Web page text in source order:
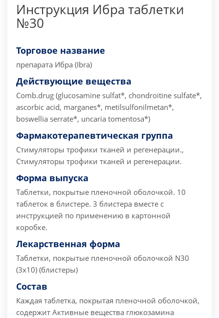
Инструкция Ибра таблетки
№30
Торговое название
препарата Ибра (Ibra)
Действующие вещества
Comb.drug (glucosamine sulfat*, chondroitine sulfate*,
ascorbic acid, marganes*, metilsulfonilmetan*,
boswellia serrate*, uncaria tomentosa*)
Фармакотерапевтическая группа
Стимуляторы трофики тканей и регенерации.,
Стимуляторы трофики тканей и регенерации.
Форма выпуска
Таблетки, покрытые пленочной оболочкой. 10
таблеток в блистере. 3 блистера вместе с
инструкцией по применению в картонной
коробке.
Лекарственная форма
Таблетки, покрытые пленочной оболочкой N30
(3х10) (блистеры)
Состав
Каждая таблетка, покрытая пленочной оболочкой,
содержит Активные вещества глюкозамина